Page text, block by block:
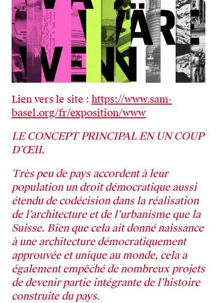
Lien vers le site : https://www.sam-
basel.org/fr/exposition/www
LE CONCEPT PRINCIPAL EN UN COUP
D’ŒIL
Très peu de pays accordent à leur
population un droit démocratique aussi
étendu de codécision dans la réalisation
de l’architecture et de l’urbanisme que la
Suisse. Bien que cela ait donné naissance
à une architecture démocratiquement
approuvée et unique au monde, cela a
également empêché de nombreux projets
de devenir partie intégrante de l’histoire
construite du pays.